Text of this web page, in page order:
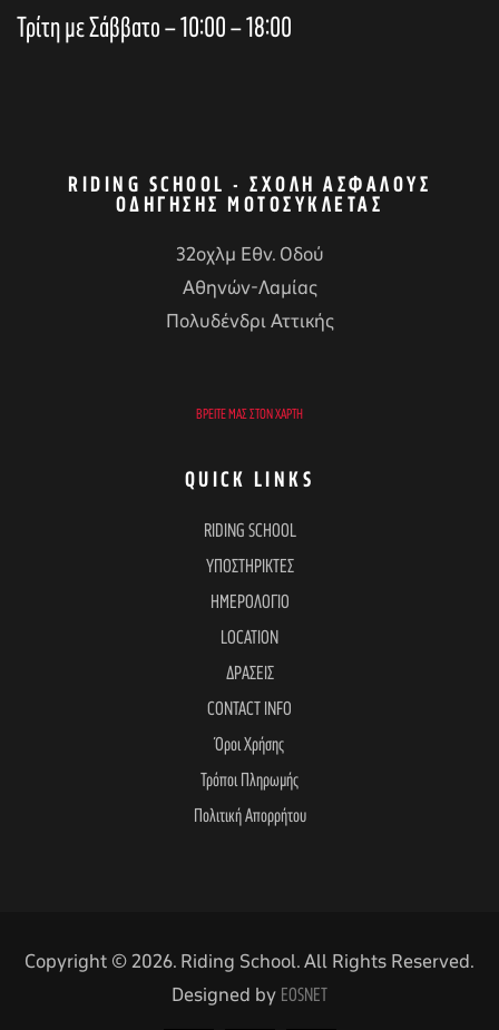
Τρίτη με Σάββατο – 10:00 – 18:00
RIDING SCHOOL - ΣΧΟΛΉ ΑΣΦΑΛΟΎΣ
ΟΔΉΓΗΣΗΣ ΜΟΤΟΣΥΚΛΈΤΑΣ
32οχλμ Εθν. Οδού
Αθηνών-Λαμίας
Πολυδένδρι Αττικής
ΒΡΕΊΤΕ ΜΑΣ ΣΤΟΝ ΧΆΡΤΗ
QUICK LINKS
RIDING SCHOOL
ΥΠΟΣΤΗΡΙΚΤΕΣ
ΗΜΕΡΟΛΟΓΙΟ
LOCATION
ΔΡΑΣΕΙΣ
CONTACT INFO
Όροι Χρήσης
Τρόποι Πληρωμής
Πολιτική Απορρήτου
Copyright © 2026. Riding School. All Rights Reserved.
Designed by EOSNET